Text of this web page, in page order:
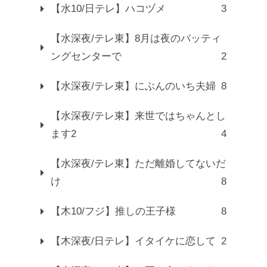
【水10/日テレ】ハコヅメ 3
【水深夜/テレ東】8月は夜のバッティ
ングセンターで
2
【水深夜/テレ東】にぶんのいち夫婦 8
【水深夜/テレ東】来世ではちゃんとし
ます2
4
【水深夜/テレ東】ただ離婚してないだ
け
8
【木10/フジ】推しの王子様 8
【木深夜/日テレ】イタイケに恋して 2